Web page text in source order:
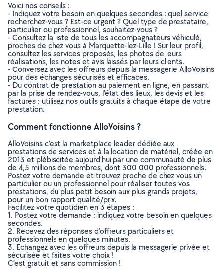
Voici nos conseils :
- Indiquez votre besoin en quelques secondes : quel service
recherchez-vous ? Est-ce urgent ? Quel type de prestataire,
particulier ou professionnel, souhaitez-vous ?
- Consultez la liste de tous les accompagnateurs véhiculé,
proches de chez vous à Marquette-lez-Lille ! Sur leur profil,
consultez les services proposés, les photos de leurs
réalisations, les notes et avis laissés par leurs clients.
- Conversez avec les offreurs depuis la messagerie AlloVoisins
pour des échanges sécurisés et efficaces.
- Du contrat de prestation au paiement en ligne, en passant
par la prise de rendez-vous, l’état des lieux, les devis et les
factures : utilisez nos outils gratuits à chaque étape de votre
prestation.
Comment fonctionne AlloVoisins ?
AlloVoisins c’est la marketplace leader dédiée aux
prestations de services et à la location de matériel, créée en
2013 et plébiscitée aujourd’hui par une communauté de plus
de 4,5 millions de membres, dont 300 000 professionnels.
Postez votre demande et trouvez proche de chez vous un
particulier ou un professionnel pour réaliser toutes vos
prestations, du plus petit besoin aux plus grands projets,
pour un bon rapport qualité/prix.
Facilitez votre quotidien en 3 étapes :
1. Postez votre demande : indiquez votre besoin en quelques
secondes.
2. Recevez des réponses d’offreurs particuliers et
professionnels en quelques minutes.
3. Echangez avec les offreurs depuis la messagerie privée et
sécurisée et faites votre choix !
C’est gratuit et sans commission !